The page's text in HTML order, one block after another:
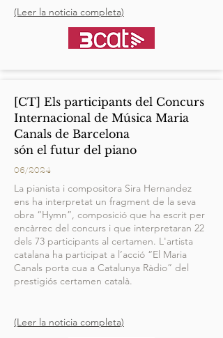
(Leer la noticia completa)
[CT] Els participants del Concurs
Internacional de Música Maria
Canals de Barcelona
són el futur del piano
06/2024
La pianista i compositora Sira Hernandez
ens ha interpretat un fragment de la seva
obra “Hymn”, composició que ha escrit per
encàrrec del concurs i que interpretaran 22
dels 73 participants al certamen. L'artista
catalana ha participat a l’acció “El Maria
Canals porta cua a Catalunya Ràdio” del
prestigiós certamen català.
(Leer la noticia completa)